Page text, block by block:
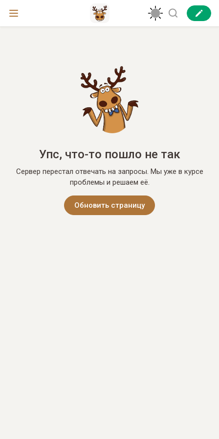
Упс, что-то пошло не так
Сервер перестал отвечать на запросы. Мы уже в курсе
проблемы и решаем её.
Обновить страницу